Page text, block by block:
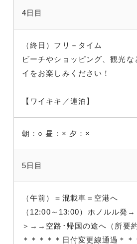
4日目
（終日）フリ－タイム
ビーチやショッピング、観光な
イをお楽しみください！
【ワイキキ／連泊】
朝：○ 昼：× 夕：×
5日目
（午前）＝混載車＝空港へ
（12:00～13:00）ホノルル発
＞→→空路･帰国の途へ（所要約
＊＊＊＊＊日付変更線通過＊＊